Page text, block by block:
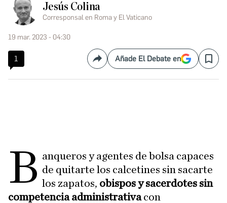
Jesús Colina
Corresponsal en Roma y El Vaticano
19 mar. 2023 - 04:30
1 CompartirAñade El Debate en Save
B anqueros y agentes de bolsa capaces
de quitarte los calcetines sin sacarte
los zapatos, obispos y sacerdotes sin
competencia administrativacon